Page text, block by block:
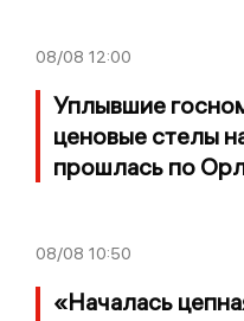
08/08 12:00
Уплывшие
ценовые стелы
прошлась по
08/08 10:50
«Началась